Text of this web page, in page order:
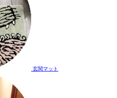
玄関マット